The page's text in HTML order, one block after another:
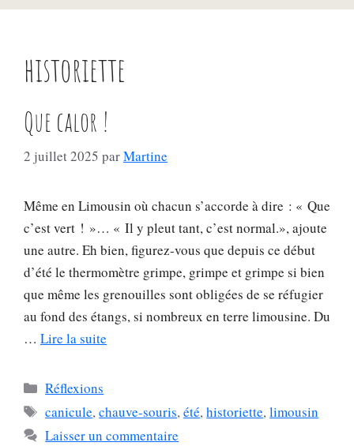
historiette
Que calor !
2 juillet 2025 parMartine
Même en Limousin où chacun s’accorde à dire : « Que
c’est vert ! »… « Il y pleut tant, c’est normal.», ajoute
une autre. Eh bien, figurez-vous que depuis ce début
d’été le thermomètre grimpe, grimpe et grimpe si bien
que même les grenouilles sont obligées de se réfugier
au fond des étangs, si nombreux en terre limousine. Du
… Lire la suite
Catégories
Réflexions
Étiquettes
canicule,chauve-souris,été,historiette,limousin
Laisser un commentaire